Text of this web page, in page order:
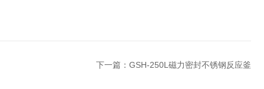
下一篇： GSH-250L磁力密封不锈钢反应釜